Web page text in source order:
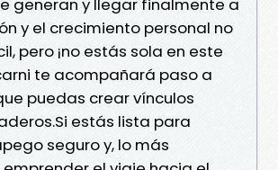
generan y llegar finalmente a
y el crecimiento personal no
pero ¡no estás sola en este
te acompañará paso a
puedas crear vínculos
estás lista para
seguro y, lo más